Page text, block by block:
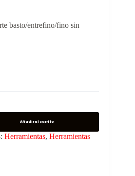
basto/entrefino/fino sin
Añadir al carrito
Herramientas, Herramientas